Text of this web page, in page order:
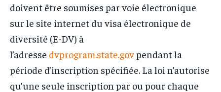
doivent être soumises par voie électronique
sur le site internet du visa électronique de
diversité (E-DV) à
l’adresse dvprogram.state.govpendant la
période d’inscription spécifiée. La loi n’autorise
qu’une seule inscription par ou pour chaque